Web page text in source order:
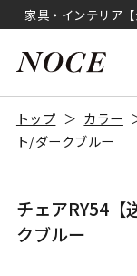
家具・インテリア
トップ カラー
ト/ダークブルー
チェアRY54【
クブルー